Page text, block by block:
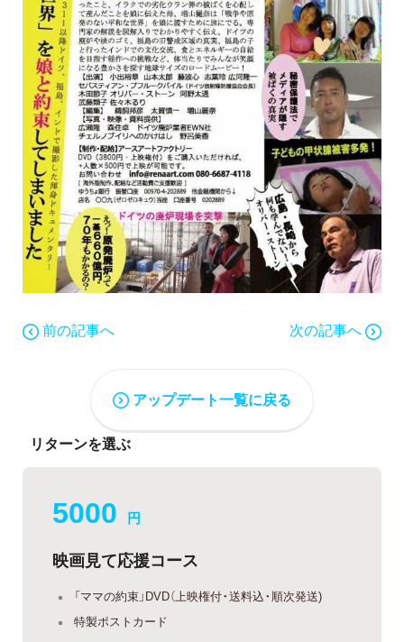
前の記事へ 次の記事へ
アップデート一覧に戻る
リターンを選ぶ
5000 円
映画見て応援コース
「ママの約束」DVD（上映権付・送料込・順次発送)
特製ポストカード